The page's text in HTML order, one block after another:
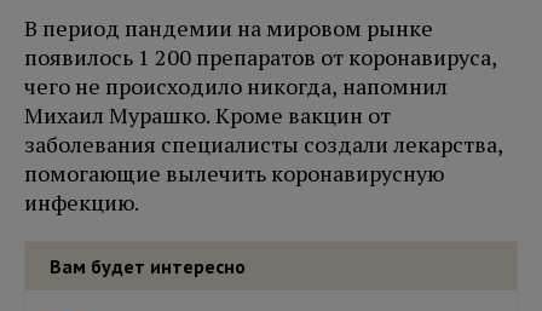
В период пандемии на мировом рынке
появилось 1 200 препаратов от коронавируса,
чего не происходило никогда, напомнил
Михаил Мурашко. Кроме вакцин от
заболевания специалисты создали лекарства,
помогающие вылечить коронавирусную
инфекцию.
Вам будет интересно